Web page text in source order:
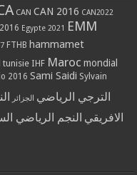
CAN CAN 2016 CAN2022
Egypte 2021 EMM
FTHB hammamet
tunisie IHF Maroc mondial
2016 Sami Saidi Sylvain
الترجي الرياضي الجزائر
الافريقي النجم الرياضي